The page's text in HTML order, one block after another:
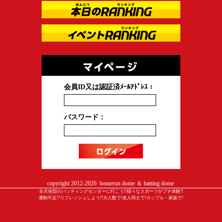
会員ID又は認証済ﾒｰﾙｱﾄﾞﾚｽ：
パスワード：
copyright 2012-2026 homerun dome ＆ batting dome
全天候型のバッティングセンターに行こう!!様々なスポーツがプチ体験!!
運動不足!?リフレッシュしよう!!大人数で!友人同士で!カップル・家族で!